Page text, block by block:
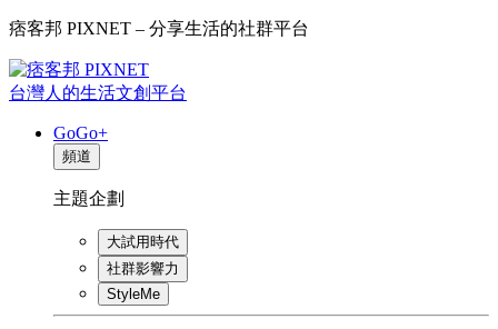
痞客邦 PIXNET – 分享生活的社群平台
台灣人的生活文創平台
GoGo+
頻道
主題企劃
大試用時代
社群影響力
StyleMe